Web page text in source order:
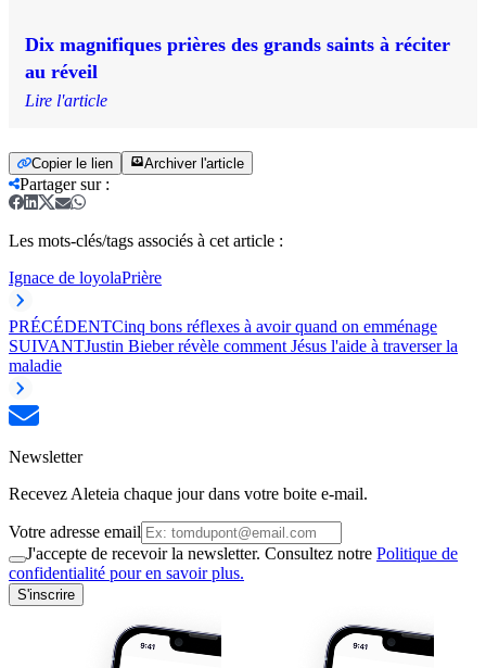
Dix magnifiques prières des grands saints à réciter
au réveil
Lire l'article
Copier le lien Archiver l'article
Partager sur:
Les mots-clés/tags associés à cet article :
Ignace de loyolaPrière
PRÉCÉDENTCinq bons réflexes à avoir quand on emménage
SUIVANTJustin Bieber révèle comment Jésus l'aide à traverser la
maladie
Newsletter
Recevez Aleteia chaque jour dans votre boite e-mail.
Votre adresse email
J'accepte de recevoir la newsletter. Consultez notre Politique de
confidentialité pour en savoir plus.
S'inscrire